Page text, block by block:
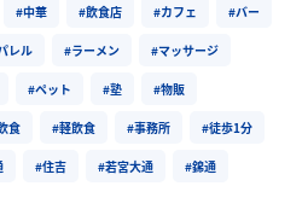
#中華 #飲食店 #カフェ #バー
レル #ラーメン #マッサージ
#ペット #塾 #物販
食 #軽飲食 #事務所 #徒歩1分
#住吉 #若宮大通 #錦通